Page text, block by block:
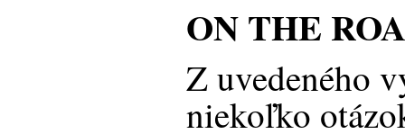
ON THE
Z uvedeného
niekoľko